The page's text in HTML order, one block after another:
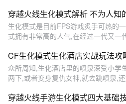
穿越火线生化模式解析 不为人知
生化模式是目前FPS游戏炙手可热的
式拥有非常高的人气,在经过一代又一
CF生化模式生化酒店实战玩法攻
众所周知,生化酒店里的喷泉深受小学
两下,或者变身复仇女神,就去跳喷泉,
穿越火线手游生化模式四大基础